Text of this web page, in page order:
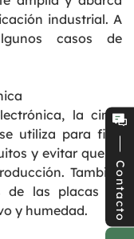
industrial. A
casos de
la cinta
utiliza para fijar
y evitar que se
También
de las placas de
y humedad.
Contacto